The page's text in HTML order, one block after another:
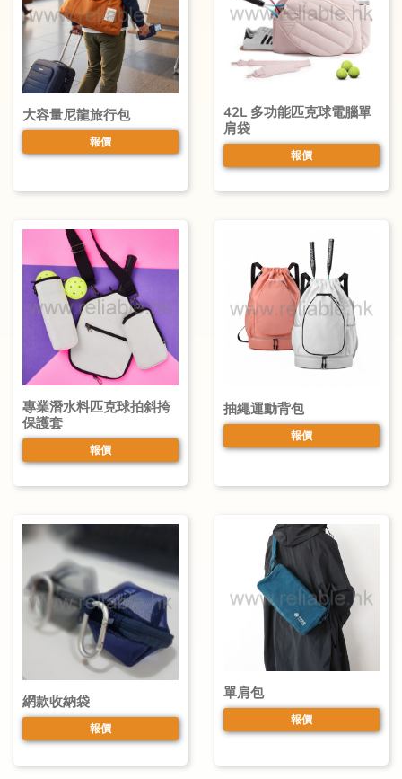
大容量尼龍旅行包
報價
42L 多功能匹克球電腦單
肩袋
報價
專業潛水料匹克球拍斜挎
保護套
報價
抽繩運動背包
報價
網款收納袋
報價
單肩包
報價